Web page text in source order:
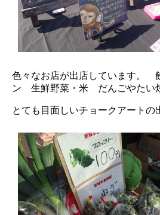
色々なお店が出店しています。
ン 生鮮野菜・米 だんごやたい
とても目面しいチョークアートの